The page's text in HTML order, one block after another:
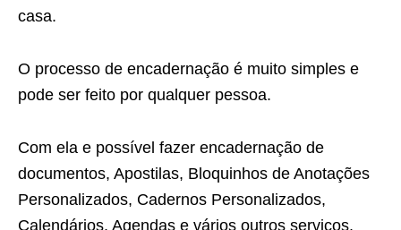
casa.
O processo de encadernação é muito simples e
pode ser feito por qualquer pessoa.
Com ela e possível fazer encadernação de
documentos, Apostilas, Bloquinhos de Anotações
Personalizados, Cadernos Personalizados,
Calendários, Agendas e vários outros serviços.